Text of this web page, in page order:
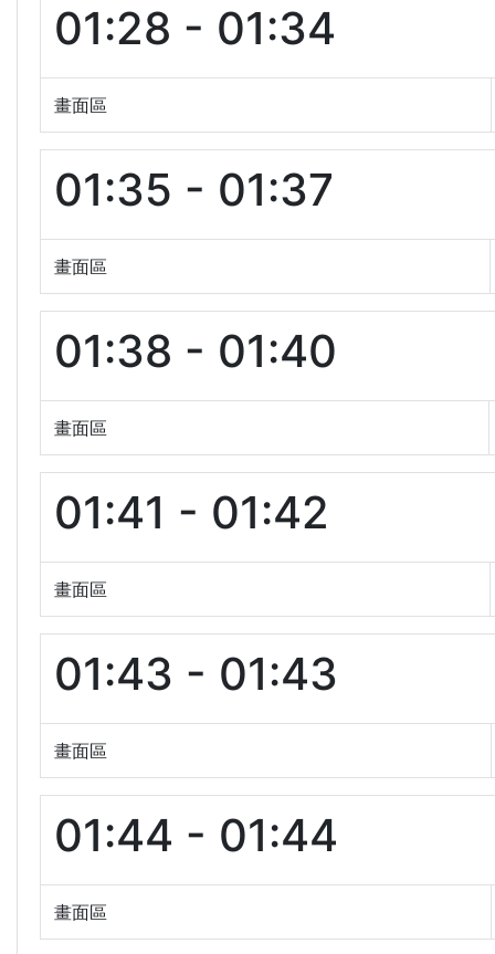
01:28 - 01:34
畫面區
01:35 - 01:37
畫面區
01:38 - 01:40
畫面區
01:41 - 01:42
畫面區
01:43 - 01:43
畫面區
01:44 - 01:44
畫面區